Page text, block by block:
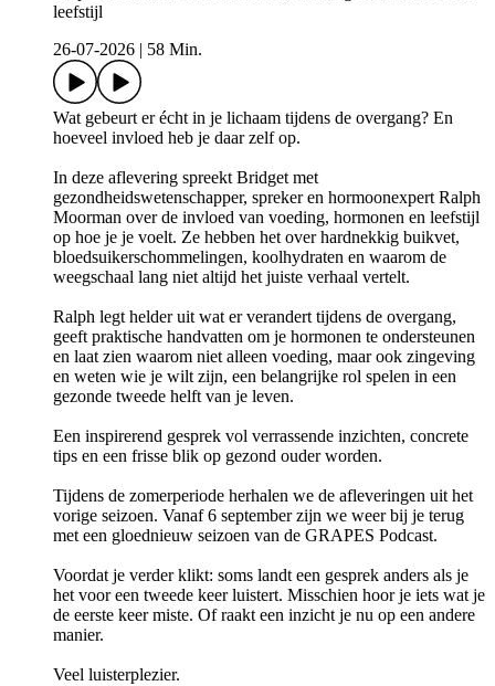
leefstijl
26-07-2026
58 Min.
Wat gebeurt er écht in je lichaam tijdens de overgang? En
hoeveel invloed heb je daar zelf op.
In deze aflevering spreekt Bridget met
gezondheidswetenschapper, spreker en hormoonexpert Ralph
Moorman over de invloed van voeding, hormonen en leefstijl
op hoe je je voelt. Ze hebben het over hardnekkig buikvet,
bloedsuikerschommelingen, koolhydraten en waarom de
weegschaal lang niet altijd het juiste verhaal vertelt.
Ralph legt helder uit wat er verandert tijdens de overgang,
geeft praktische handvatten om je hormonen te ondersteunen
en laat zien waarom niet alleen voeding, maar ook zingeving
en weten wie je wilt zijn, een belangrijke rol spelen in een
gezonde tweede helft van je leven.
Een inspirerend gesprek vol verrassende inzichten, concrete
tips en een frisse blik op gezond ouder worden.
Tijdens de zomerperiode herhalen we de afleveringen uit het
vorige seizoen. Vanaf 6 september zijn we weer bij je terug
met een gloednieuw seizoen van de GRAPES Podcast.
Voordat je verder klikt: soms landt een gesprek anders als je
het voor een tweede keer luistert. Misschien hoor je iets wat je
de eerste keer miste. Of raakt een inzicht je nu op een andere
manier.
Veel luisterplezier.